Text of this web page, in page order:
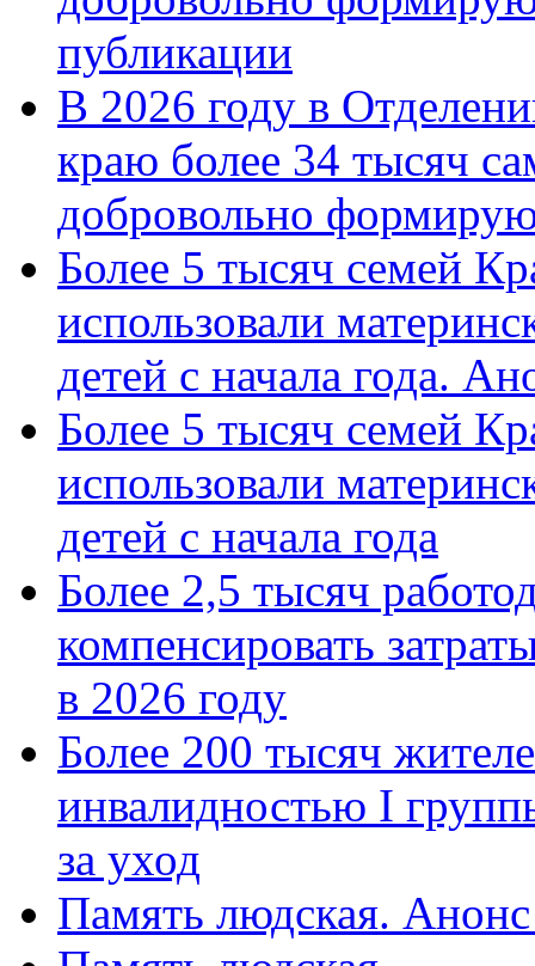
публикации
В 2026 году в
краю более 34 тысяч
добровольно
Более 5 тысяч семей
использовали
детей с начала года.
Более 5 тысяч семей
использовали
детей с начала года
Более 2,5 тысяч
компенсировать
в 2026 году
Более 200 тысяч
инвалидностью I
за уход
Память людская.